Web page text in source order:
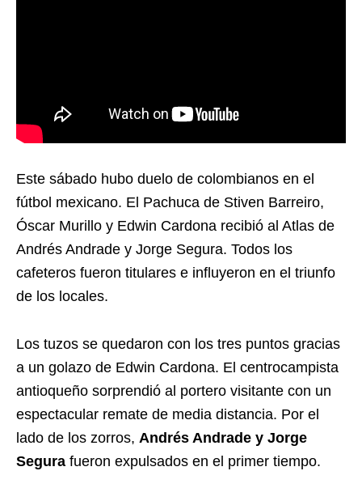
Este sábado hubo duelo de colombianos en el
fútbol mexicano. El Pachuca de Stiven Barreiro,
Óscar Murillo y Edwin Cardona recibió al Atlas de
Andrés Andrade y Jorge Segura. Todos los
cafeteros fueron titulares e influyeron en el triunfo
de los locales.
Los tuzos se quedaron con los tres puntos gracias
a un golazo de Edwin Cardona. El centrocampista
antioqueño sorprendió al portero visitante con un
espectacular remate de media distancia. Por el
lado de los zorros, Andrés Andrade y Jorge
Segura fueron expulsados en el primer tiempo.